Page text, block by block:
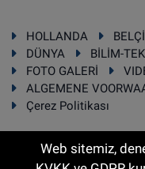
HOLLANDA
DÜNYA
BİLİM-
FOTO GALERİ
ALGEMENE
Çerez Politikası
Web sitemiz,